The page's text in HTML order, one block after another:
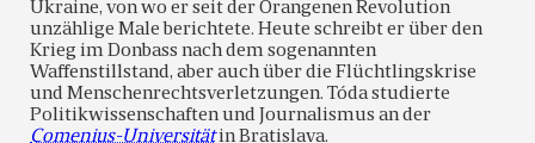
Ukraine, von wo er seit der Orangenen Revolution
unzählige Male berichtete. Heute schreibt er über den
Krieg im Donbass nach dem sogenannten
Waffenstillstand, aber auch über die Flüchtlingskrise
und Menschenrechtsverletzungen. Tóda studierte
Politikwissenschaften und Journalismus an der
Comenius-Universitätin Bratislava.